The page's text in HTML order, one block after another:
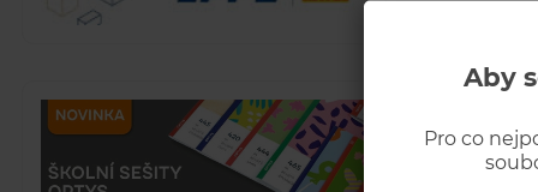
Aby
Pro co